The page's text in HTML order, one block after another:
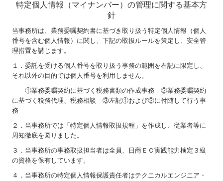
特定個人情報（マイナンバー）の管理に関する基本方
針
当事務所は、業務委嘱契約書に基づき取り扱う特定個人情報（個人
番号を含む個人情報）に関し、下記の取扱ルールを策定し、安全管
理措置を講じます。
１．委託を受ける個人番号を取り扱う事務の範囲を右記に限定し、
それ以外の目的では個人番号を利用しません。
①業務委嘱契約に基づく税務書類の作成事務 ②業務委嘱契約
に基づく税務代理、税務相談 ③左記①および②に付随して行う事
務
２．当事務所では「特定個人情報取扱規程」を作成し、従業者等に
周知徹底を図りました。
３．当事務所の事務取扱担当者は全員、日商ＥＣ実践能力検定３級
の資格を保有しています。
４．当事務所の特定個人情報保護責任者はテクニカルエンジニア・